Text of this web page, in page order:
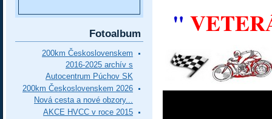
"
Fotoalbum
200km Československem
2016-2025 archív s
Autocentrum Púchov SK
200km Československem 2026
Nová cesta a nové obzory...
AKCE HVCC v roce 2015